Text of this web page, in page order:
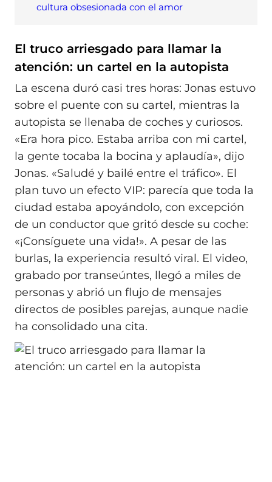
cultura obsesionada con el amor
El truco arriesgado para llamar la
atención: un cartel en la autopista
La escena duró casi tres horas: Jonas estuvo
sobre el puente con su cartel, mientras la
autopista se llenaba de coches y curiosos.
«Era hora pico. Estaba arriba con mi cartel,
la gente tocaba la bocina y aplaudía», dijo
Jonas. «Saludé y bailé entre el tráfico». El
plan tuvo un efecto VIP: parecía que toda la
ciudad estaba apoyándolo, con excepción
de un conductor que gritó desde su coche:
«¡Consíguete una vida!». A pesar de las
burlas, la experiencia resultó viral. El video,
grabado por transeúntes, llegó a miles de
personas y abrió un flujo de mensajes
directos de posibles parejas, aunque nadie
ha consolidado una cita.